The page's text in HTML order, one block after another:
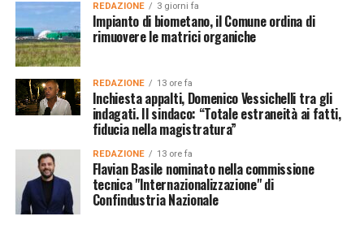
REDAZIONE 3 giorni fa
Impianto di biometano, il Comune ordina di
rimuovere le matrici organiche
REDAZIONE 13 ore fa
Inchiesta appalti, Domenico Vessichelli tra gli
indagati. Il sindaco: “Totale estraneità ai fatti,
fiducia nella magistratura”
REDAZIONE 13 ore fa
Flavian Basile nominato nella commissione
tecnica "Internazionalizzazione" di
Confindustria Nazionale